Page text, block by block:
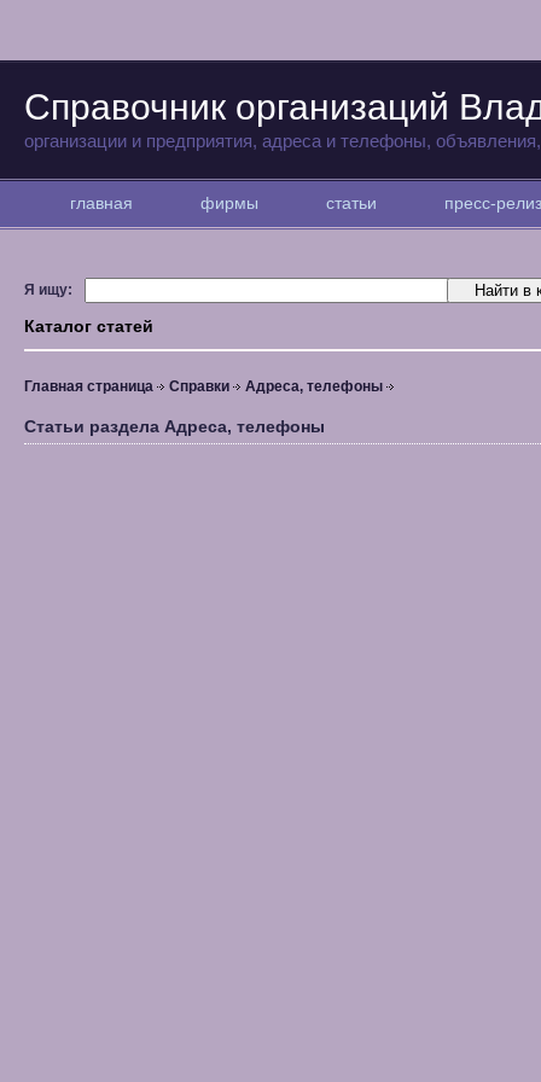
Справочник организаций
организации и предприятия, адреса и телефоны,
главная фирмы статьи пресс-
Я ищу:
Каталог статей
Главная страница Справки Адреса, телефоны
Статьи раздела Адреса, телефоны